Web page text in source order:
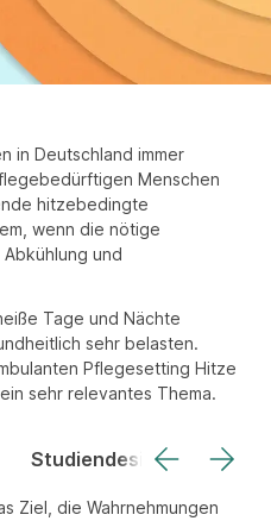
Die vollständige Analyse
in Deutschland immer
Menschen
hitzebedingte
wenn die nötige
und
Tage und Nächte
sehr belasten.
Pflegesetting Hitze
sehr relevantes Thema.
Studiendesign
Ziel, die Wahrnehmungen